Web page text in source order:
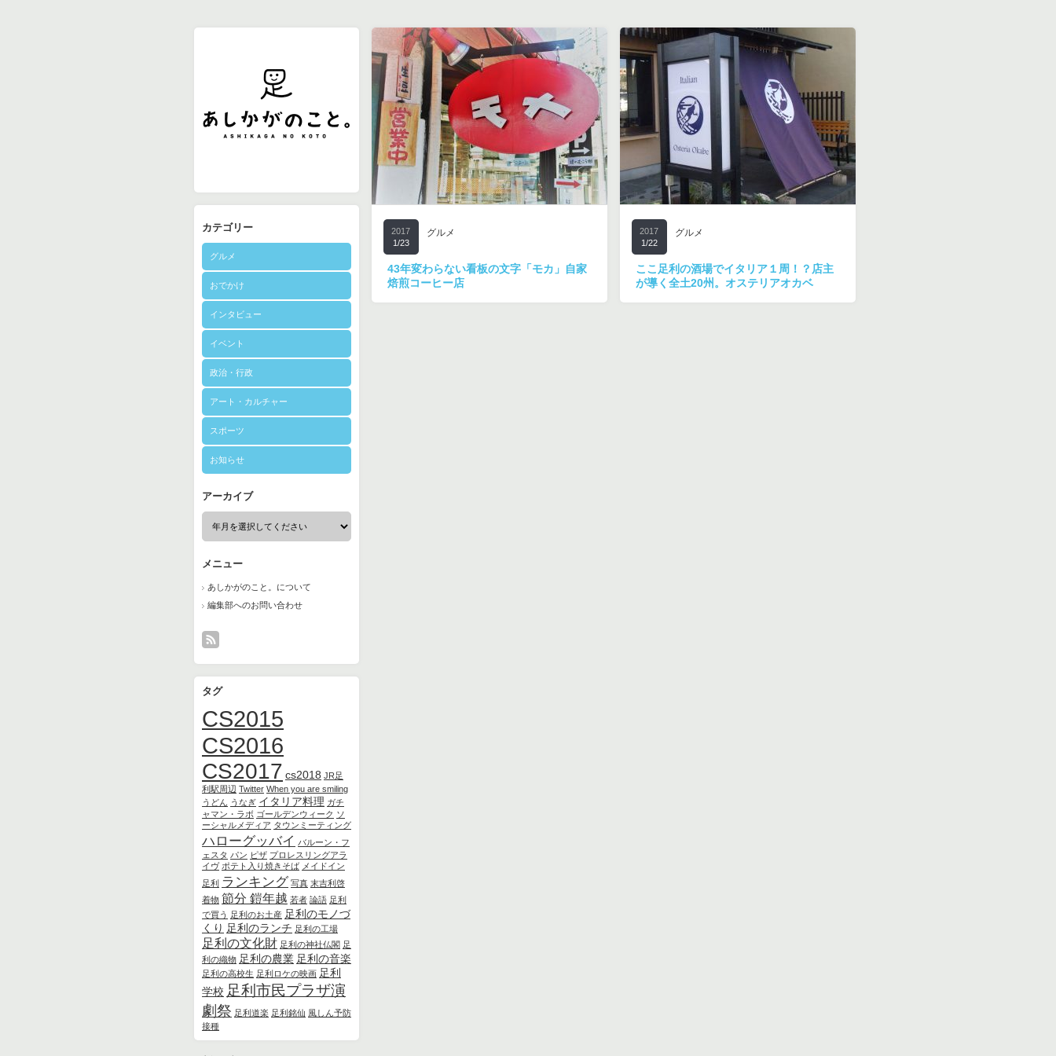
カテゴリー
グルメ
おでかけ
インタビュー
イベント
政治・行政
アート・カルチャー
スポーツ
お知らせ
アーカイブ
メニュー
あしかがのこと。について
編集部へのお問い合わせ
タグ
CS2015
CS2016
CS2017 cs2018 JR足
利駅周辺 Twitter When you are smiling
うどん うなぎ イタリア料理 ガチ
ャマン・ラボ ゴールデンウィーク ソ
ーシャルメディア タウンミーティング
ハローグッバイ バルーン・フ
ェスタ パン ピザ プロレスリングアラ
イヴ ポテト入り焼きそば メイドイン
足利 ランキング 写真 末吉利啓
着物 節分 鎧年越 若者 論語 足利
で買う 足利のお土産 足利のモノづ
くり 足利のランチ 足利の工場
足利の文化財 足利の神社仏閣 足
利の織物 足利の農業 足利の音楽
足利の高校生 足利ロケの映画 足利
学校 足利市民プラザ演
劇祭 足利道楽 足利銘仙 風しん予防
接種
2017
1/23
グルメ
43年変わらない看板の文字「モカ」自家
焙煎コーヒー店
2017
1/22
グルメ
ここ足利の酒場でイタリア１周！？店主
が導く全土20州。オステリアオカベ